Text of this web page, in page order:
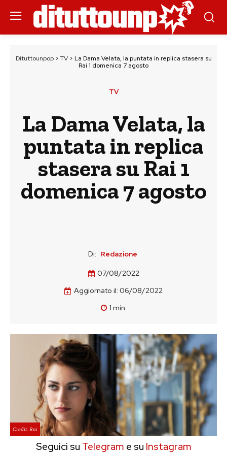
Dituttounpop> TV> La Dama Velata, la puntata in replica stasera su
Rai 1 domenica 7 agosto
TV
La Dama Velata, la
puntata in replica
stasera su Rai 1
domenica 7 agosto
Di: Redazione
07/08/2022
Aggiornato il: 06/08/2022
1 min.
Credit: Rai
Seguici su Telegram e su Instagram